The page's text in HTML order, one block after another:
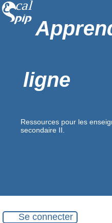
ligne
Ressources pour les
secondaire II.
Se connecter